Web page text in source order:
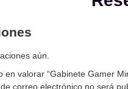
aún.
en valorar “Gabinete Gamer
correo electrónico no será